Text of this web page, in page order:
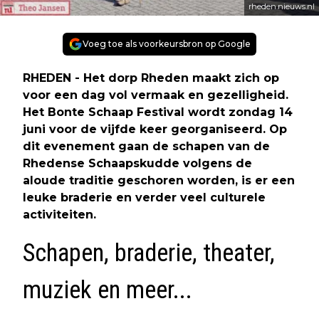
rheden.nieuws.nl
Voeg toe als voorkeursbron op Google
RHEDEN - Het dorp Rheden maakt zich op
voor een dag vol vermaak en gezelligheid.
Het Bonte Schaap Festival wordt zondag 14
juni voor de vijfde keer georganiseerd. Op
dit evenement gaan de schapen van de
Rhedense Schaapskudde volgens de
aloude traditie geschoren worden, is er een
leuke braderie en verder veel culturele
activiteiten.
Schapen, braderie, theater,
muziek en meer...